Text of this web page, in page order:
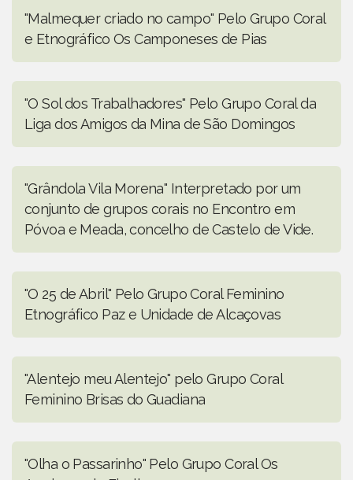
"Malmequer criado no campo" Pelo Grupo Coral
e Etnográfico Os Camponeses de Pias
"O Sol dos Trabalhadores" Pelo Grupo Coral da
Liga dos Amigos da Mina de São Domingos
"Grândola Vila Morena" Interpretado por um
conjunto de grupos corais no Encontro em
Póvoa e Meada, concelho de Castelo de Vide.
"O 25 de Abril" Pelo Grupo Coral Feminino
Etnográfico Paz e Unidade de Alcaçovas
"Alentejo meu Alentejo" pelo Grupo Coral
Feminino Brisas do Guadiana
"Olha o Passarinho" Pelo Grupo Coral Os